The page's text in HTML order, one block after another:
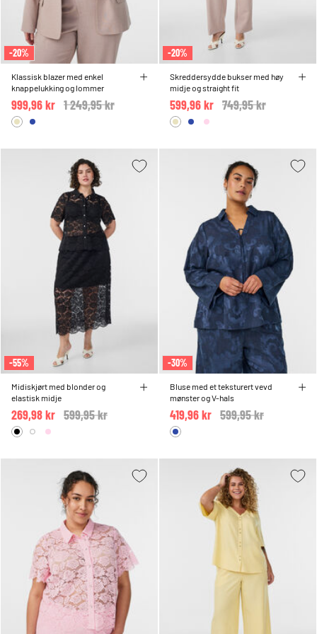
-20%
Klassisk blazer med enkel
knappelukking og lommer
Price reduced from
1 249,95 kr
999,96 kr
-20%
Skreddersydde bukser med høy
midje og straight fit
Price reduced from
749,95 kr
599,96 kr
-55%
Midiskjørt med blonder og
elastisk midje
Price reduced from
599,95 kr
269,98 kr
-30%
Bluse med et teksturert vevd
mønster og V-hals
Price reduced from
599,95 kr
419,96 kr